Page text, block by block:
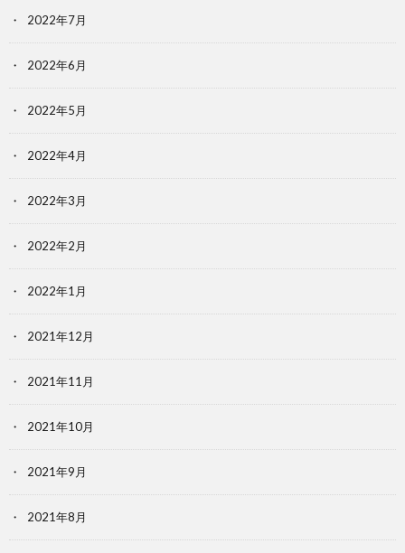
2022年7月
2022年6月
2022年5月
2022年4月
2022年3月
2022年2月
2022年1月
2021年12月
2021年11月
2021年10月
2021年9月
2021年8月